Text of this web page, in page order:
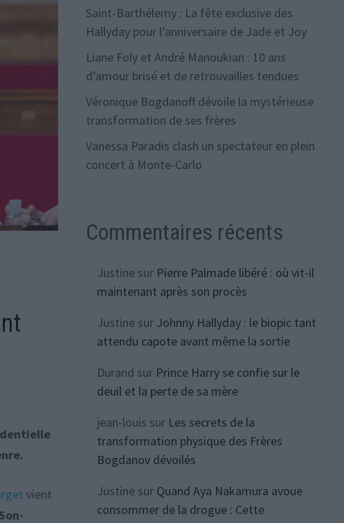
vient
Saint-Barthélemy : La fête exclusive des
Hallyday pour l’anniversaire de Jade et Joy
Liane Foly et André Manoukian : 10 ans
d’amour brisé et de retrouvailles tendues
Véronique Bogdanoff dévoile la mystérieuse
transformation de ses frères
Vanessa Paradis clash un spectateur en plein
concert à Monte-Carlo
Commentaires récents
Justinesur Pierre Palmade libéré : où vit-il
maintenant après son procès
Justinesur Johnny Hallyday : le biopic tant
attendu capote avant même la sortie
Durand sur Prince Harry se confie sur le
deuil et la perte de sa mère
jean-louis sur Les secrets de la
transformation physique des Frères
Bogdanov dévoilés
Justinesur Quand Aya Nakamura avoue
consommer de la drogue : Cette